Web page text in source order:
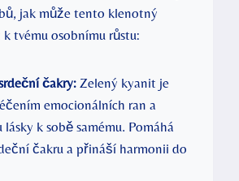
jak může tento klenotný
tvému osobnímu růstu:
čakry: Zelený kyanit je
emocionálních ran a
k sobě samému. Pomáhá
čakru a přináší harmonii do